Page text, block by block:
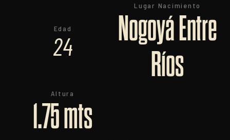
Edad
24
Lugar Nacimiento
Nogoyá Entre
Ríos
Altura
1.75 mts